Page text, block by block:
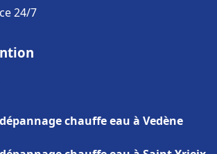
24/7
chauffe eau à Vedène